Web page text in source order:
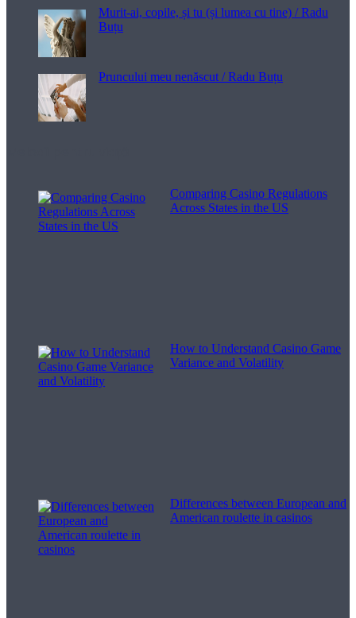
Murit-ai, copile, și tu (și lumea cu tine) / Radu
Buțu
Pruncului meu nenăscut / Radu Buțu
Comparing Casino Regulations
Across States in the US
How to Understand Casino Game
Variance and Volatility
Differences between European and
American roulette in casinos